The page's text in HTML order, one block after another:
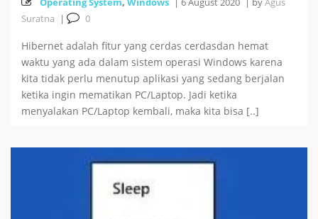
Suratna
| 0
Hibernet adalah fitur yang cerdas cerdasdan hemat
waktu yang ada dalam sistem operasi Windows karena
kita tidak perlu menutup aplikasi yang sedang berjalan
ketika ingin mematikan PC/Laptop. Jadi ketika
menyalakan PC/Laptop kembali, maka kita bisa [..]